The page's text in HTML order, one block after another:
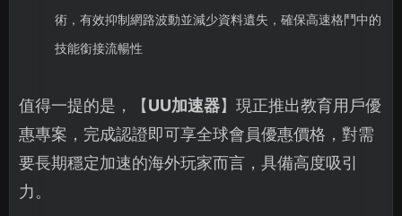
術，有效抑制網路波動並減少資料遺失，確保高速格鬥中的
技能銜接流暢性
值得一提的是，【UU加速器】現正推出教育用戶優
惠專案，完成認證即可享全球會員優惠價格，對需
要長期穩定加速的海外玩家而言，具備高度吸引
力。